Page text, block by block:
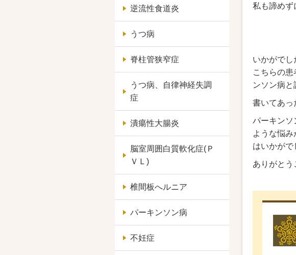
私も諦めず
いかがでし
こちらの
ンソン病と
書いてあっ
パーキンソ
ような悩
はいかがで
ありがとう
逆流性食道炎
うつ病
脊柱管狭窄症
うつ病、自律神経失調
症
潰瘍性大腸炎
脳室周囲白質軟化症(Ｐ
ＶＬ)
椎間板へルニア
パーキンソン病
不妊症